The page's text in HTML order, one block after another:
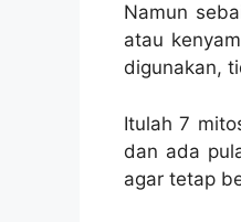
Namun
atau
digunakan,
Itulah 7
dan ada
agar tetap